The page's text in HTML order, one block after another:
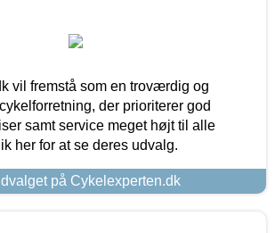
vil fremstå som en troværdig og
der prioriterer god
samt service meget højt til alle
her for at se deres udvalg.
på Cykelexperten.dk